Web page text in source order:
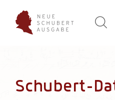
Schubert-